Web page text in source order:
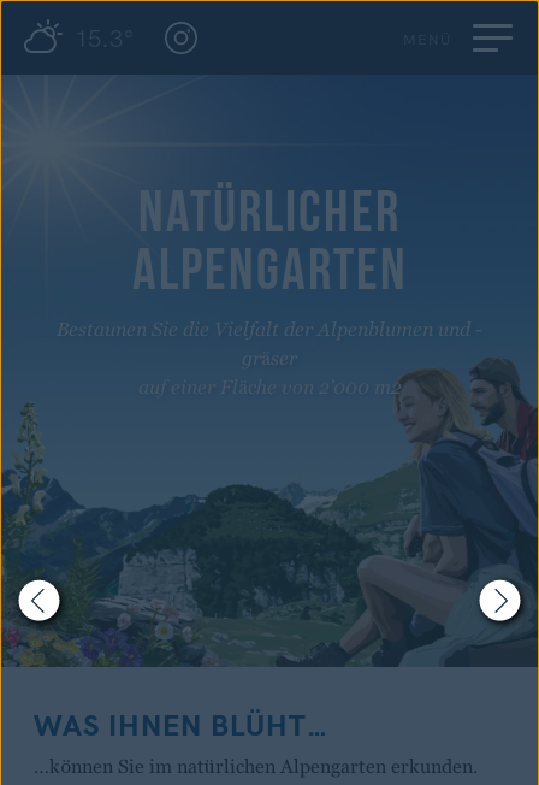
NATÜRLICHER
ALPENGARTEN
Bestaunen Sie die Vielfalt der Alpenblumen und -
gräser
auf einer Fläche von 2’000 m2
WAS IHNEN BLÜHT…
…können Sie im natürlichen Alpengarten erkunden.